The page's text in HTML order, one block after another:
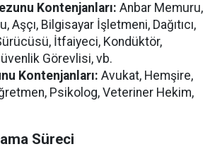
Kontenjanları: Anbar Memuru,
Aşçı, Bilgisayar İşletmeni, Dağıtıcı,
İtfaiyeci, Kondüktör,
Görevlisi, vb.
Kontenjanları: Avukat, Hemşire,
Psikolog, Veteriner Hekim,
Süreci